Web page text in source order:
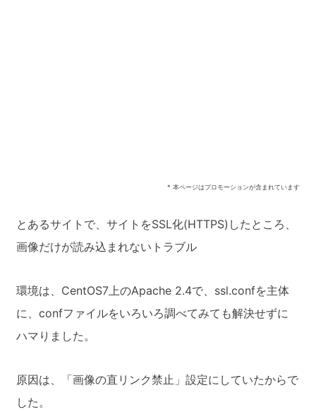
* 本ページはプロモーションが含まれています
とあるサイトで、サイトをSSL化(HTTPS)したところ、
画像だけが読み込まれないトラブル
環境は、CentOS7上のApache 2.4で、ssl.confを主体
に、confファイルをいろいろ調べてみても解決せずに
ハマりました。
原因は、「画像の直リンク禁止」設定にしていたからで
した。